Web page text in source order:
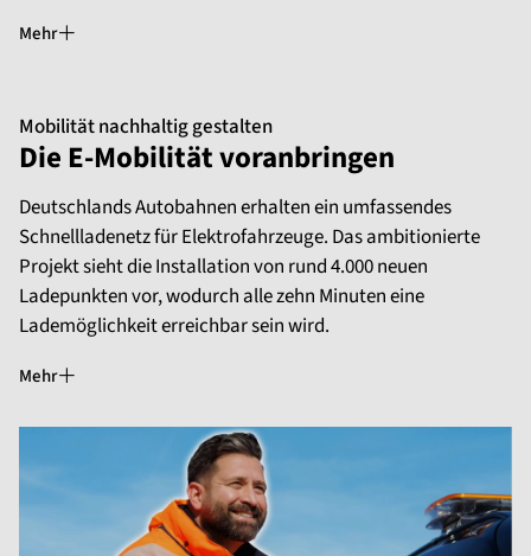
Mehr
Mobilität nachhaltig gestalten
Die E-Mobilität voranbringen
Deutschlands Autobahnen erhalten ein umfassendes
Schnellladenetz für Elektrofahrzeuge. Das ambitionierte
Projekt sieht die Installation von rund 4.000 neuen
Ladepunkten vor, wodurch alle zehn Minuten eine
Lademöglichkeit erreichbar sein wird.
Mehr